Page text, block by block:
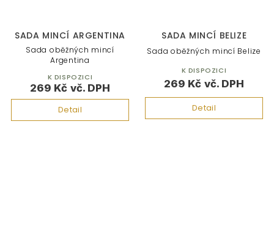
SADA MINCÍ ARGENTINA
269 Kč
Detail
Sada oběžných mincí
Argentina
K DISPOZICI
SADA MINCÍ BELIZE
269 Kč
Detail
Sada oběžných mincí Belize
K DISPOZICI